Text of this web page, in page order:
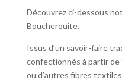
Découvrez ci-dessous
Boucherouite.
Issus d’un savoir-faire
confectionnés à partir de
ou d’autres fibres